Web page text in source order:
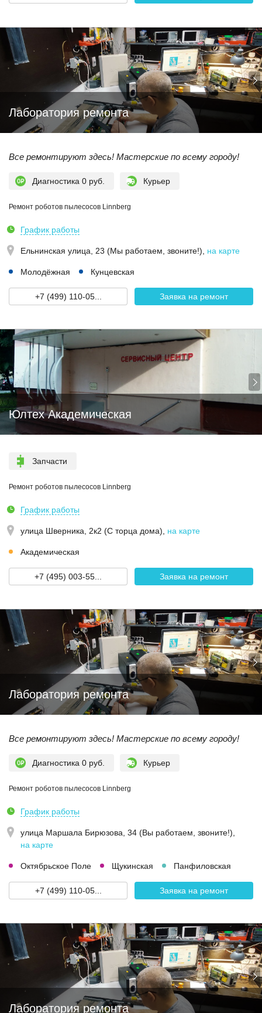
Лаборатория ремонта
Все ремонтируют здесь! Мастерские по всему городу!
Диагностика 0 руб. Курьер
Ремонт роботов пылесосов Linnberg
График работы
Ельнинская улица, 23 (Мы работаем, звоните!) на карте
Молодёжная Кунцевская
+7 (499) 110-05... Заявка на ремонт
Юлтех Академическая
Запчасти
Ремонт роботов пылесосов Linnberg
График работы
улица Шверника, 2к2 (С торца дома) на карте
Академическая
+7 (495) 003-55... Заявка на ремонт
Лаборатория ремонта
Все ремонтируют здесь! Мастерские по всему городу!
Диагностика 0 руб. Курьер
Ремонт роботов пылесосов Linnberg
График работы
улица Маршала Бирюзова, 34 (Вы работаем, звоните!)
на карте
Октябрьское Поле Щукинская Панфиловская
+7 (499) 110-05... Заявка на ремонт
Лаборатория ремонта